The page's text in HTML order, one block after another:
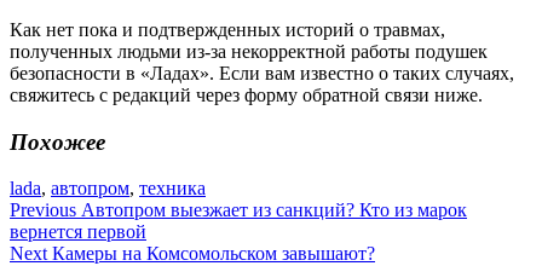
Как нет пока и подтвержденных историй о травмах,
полученных людьми из-за некорректной работы подушек
безопасности в «Ладах». Если вам известно о таких случаях,
свяжитесь с редакций через форму обратной связи ниже.
Похожее
lada, автопром, техника
Навигация
по
Previous Автопром выезжает из санкций? Кто из марок
вернется первой
Next Камеры на Комсомольском завышают?